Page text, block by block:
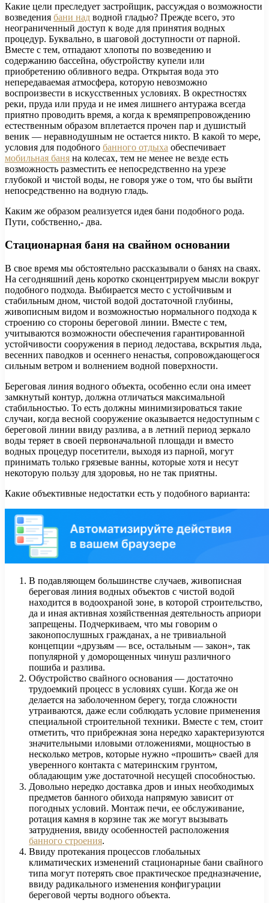
Какие цели преследует застройщик, рассуждая о возможности
возведения бани над водной гладью? Прежде всего, это
неограниченный доступ к воде для принятия водных
процедур. Буквально, в шаговой доступности от парной.
Вместе с тем, отпадают хлопоты по возведению и
содержанию бассейна, обустройству купели или
приобретению обливного ведра. Открытая вода это
непередаваемая атмосфера, которую невозможно
воспроизвести в искусственных условиях. В окрестностях
реки, пруда или пруда и не имея лишнего антуража всегда
приятно проводить время, а когда к времяпрепровождению
естественным образом вплетается прочен пар и душистый
веник — неравнодушным не остается никто. В какой то мере,
условия для подобного банного отдыха обеспечивает
мобильная баня на колесах, тем не менее не везде есть
возможность разместить ее непосредственно на урезе
глубокой и чистой воды, не говоря уже о том, что бы выйти
непосредственно на водную гладь.
Каким же образом реализуется идея бани подобного рода.
Пути, собственно,- два.
Стационарная баня на свайном основании
В свое время мы обстоятельно рассказывали о банях на сваях.
На сегодняшний день коротко сконцентрируем мысли вокруг
подобного подхода. Выбирается место с устойчивым и
стабильным дном, чистой водой достаточной глубины,
живописным видом и возможностью нормального подхода к
строению со стороны береговой линии. Вместе с тем,
учитываются возможности обеспечения гарантированной
устойчивости сооружения в период ледостава, вскрытия льда,
весенних паводков и осеннего ненастья, сопровождающегося
сильным ветром и волнением водной поверхности.
Береговая линия водного объекта, особенно если она имеет
замкнутый контур, должна отличаться максимальной
стабильностью. То есть должны минимизироваться такие
случаи, когда весной сооружение оказывается недоступным с
береговой линии ввиду разлива, а в летний период зеркало
воды теряет в своей первоначальной площади и вместо
водных процедур посетители, выходя из парной, могут
принимать только грязевые ванны, которые хотя и несут
некоторую пользу для здоровья, но не так приятны.
Какие объективные недостатки есть у подобного варианта:
В подавляющем большинстве случаев, живописная
береговая линия водных объектов с чистой водой
находится в водоохраной зоне, в которой строительство,
да и иная активная хозяйственная деятельность априори
запрещены. Подчеркиваем, что мы говорим о
законопослушных гражданах, а не тривиальной
концепции «друзьям — все, остальным — закон», так
популярной у доморощенных чинуш различного
пошиба и разлива.
Обустройство свайного основания — достаточно
трудоемкий процесс в условиях суши. Когда же он
делается на заболоченном берегу, тогда сложности
утраиваются, даже если соблюдать условие применения
специальной строительной техники. Вместе с тем, стоит
отметить, что прибрежная зона нередко характеризуются
значительными иловыми отложениями, мощностью в
несколько метров, которые нужно «прошить» сваей для
уверенного контакта с материнским грунтом,
обладающим уже достаточной несущей способностью.
Довольно нередко доставка дров и иных необходимых
предметов банного обихода напрямую зависит от
погодных условий. Монтаж печи, ее обслуживание,
ротация камня в корзине так же могут вызывать
затруднения, ввиду особенностей расположения
банного строения.
Ввиду протекания процессов глобальных
климатических изменений стационарные бани свайного
типа могут потерять свое практическое предназначение,
ввиду радикального изменения конфигурации
береговой черты водного объекта.